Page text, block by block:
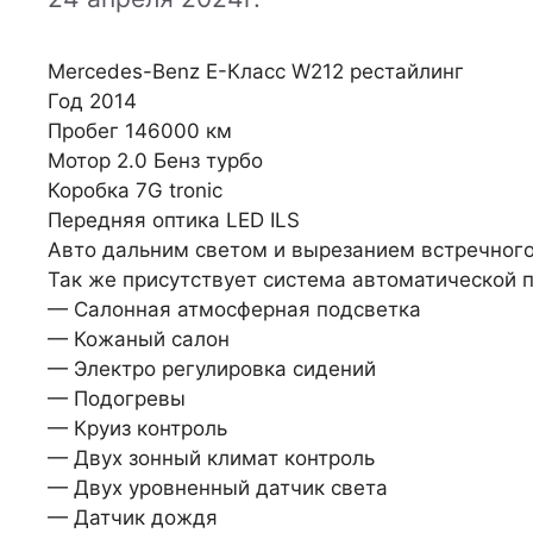
Mercedes-Benz Е-Класс W212 рестайлинг
Год 2014
Пробег 146000 км
Мотор 2.0 Бенз турбо
Коробка 7G tronic
Передняя оптика LED ILS
Авто дальним светом и вырезанием
Так же присутствует система автоматической
— Салонная атмосферная подсветка
— Кожаный салон
— Электро регулировка сидений
— Подогревы
— Круиз контроль
— Двух зонный климат контроль
— Двух уровненный датчик света
— Датчик дождя